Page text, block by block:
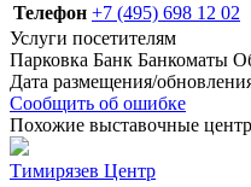
Телефон +7 (495) 698 12 02
Услуги посетителям
Парковка Банк Банкоматы
Дата размещения/
Сообщить об ошибке
Похожие выставочные
Тимирязев Центр